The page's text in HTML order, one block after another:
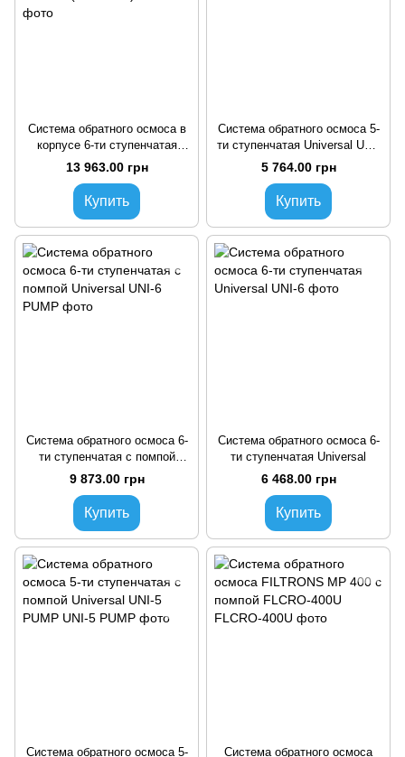
Система обратного осмоса в
корпусе 6-ти ступенчатая
Pallas Enjoy SMART (с
13 963.00 грн
Купить
Система обратного осмоса 5-
ти ступенчатая Universal UNI-
5
5 764.00 грн
Купить
Система обратного осмоса 6-
ти ступенчатая с помпой
Universal
9 873.00 грн
Купить
Система обратного осмоса 6-
ти ступенчатая Universal
6 468.00 грн
Купить
Система обратного осмоса 5-
Система обратного осмоса